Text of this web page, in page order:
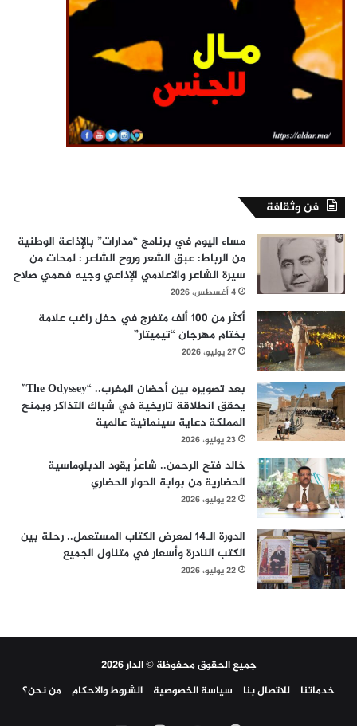
فن وثقافة
مساء اليوم في برنامج “مدارات” بالإذاعة الوطنية
من الرباط: عبق الشعر وروح الشاعر : لمحات من
سيرة الشاعر والاعلامي الإذاعي وجيه فهمي صلاح
4 أغسطس، 2026
أكثر من 100 ألف متفرج في حفل راغب علامة
بختام مهرجان “تيميتار”
27 يوليو، 2026
بعد تصويره بين أحضان المغرب.. “The Odyssey”
يحقق انطلاقة تاريخية في شباك التذاكر ويمنح
المملكة دعاية سينمائية عالمية
23 يوليو، 2026
خالد فتح الرحمن.. شاعرٌ يقود الدبلوماسية
الحضارية من بوابة الحوار الحضاري
22 يوليو، 2026
الدورة الـ14 لمعرض الكتاب المستعمل.. رحلة بين
الكتب النادرة وأسعار في متناول الجميع
22 يوليو، 2026
جميع الحقوق محفوظة © الدار 2026
خدماتنا
للاتصال بنا سياسة الخصوصية الشروط والاحكام من نحن؟